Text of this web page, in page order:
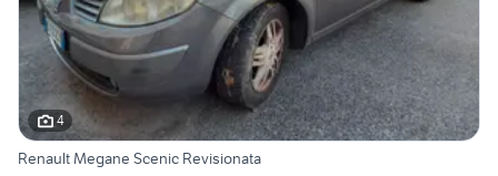
4
Renault Megane Scenic Revisionata